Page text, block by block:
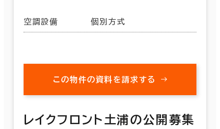
空調設備 個別方式
この物件の資料を請求する
レイクフロント土浦の公開募集